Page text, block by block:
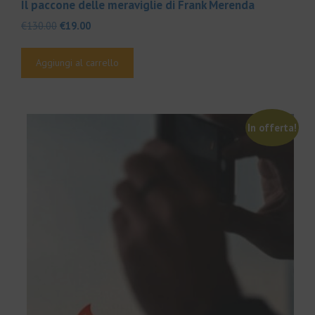
Il paccone delle meraviglie di Frank Merenda
€130.00 Il
era:
€19.00Il
è:
Aggiungi al carrello
In offerta!